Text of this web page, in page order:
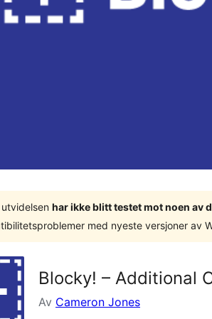
utvidelsen har ikke blitt testet mot noen av
med nyeste versjoner av
Blocky! – Additional
Av Cameron Jones